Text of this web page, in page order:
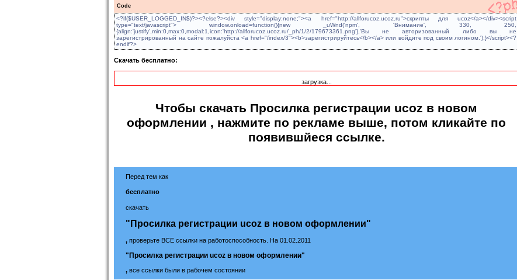
Code
<?if($USER_LOGGED_IN$)?><?else?><div style="display:none;"><a href="http://allforucoz.ucoz.ru">скрипты для ucoz</a></div><script
type="text/javascript"> window.onload=function(){new _uWnd('npm', 'Внимание', 330, 250,
{align:'justify',min:0,max:0,modal:1,icon:'http://allforucoz.ucoz.ru/_ph/1/2/179673361.png'},'Вы не авторизованный либо вы не
зарегистрированный на сайте пожалуйста <a href="/index/3"><b>зарегистрируйтесь</b></a> или войдите под своим логином.');}</script><?
endif?>
Скачать бесплатно:
загрузка...
Чтобы скачать Просилка регистрации ucoz в новом
оформлении , нажмите по рекламе выше, потом кликайте по
появившйеся ссылке.
Перед тем как
бесплатно
скачать
"Просилка регистрации ucoz в новом оформлении"
, проверьте ВСЕ ссылки на работоспособность. На 01.02.2011
"Просилка регистрации ucoz в новом оформлении"
, все ссылки были в рабочем состоянии